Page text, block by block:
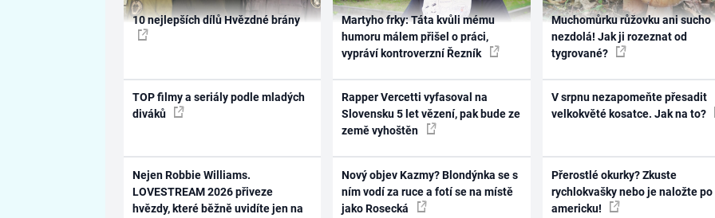
10 nejlepších dílů Hvězdné brány
TOP filmy a seriály podle mladých
diváků
Nejen Robbie Williams.
LOVESTREAM 2026 přiveze
hvězdy, které běžně uvidíte jen na
Martyho frky: Táta kvůli mému
humoru málem přišel o práci,
vypráví kontroverzní Řezník
Rapper Vercetti vyfasoval na
Slovensku 5 let vězení, pak bude ze
země vyhoštěn
Nový objev Kazmy? Blondýnka se s
ním vodí za ruce a fotí se na místě
jako Rosecká
Muchomůrku růžovku ani sucho
nezdolá! Jak ji rozeznat od
tygrované?
V srpnu nezapomeňte přesadit
velkokvěté kosatce. Jak na to?
Přerostlé okurky? Zkuste
rychlokvašky nebo je naložte po
americku!